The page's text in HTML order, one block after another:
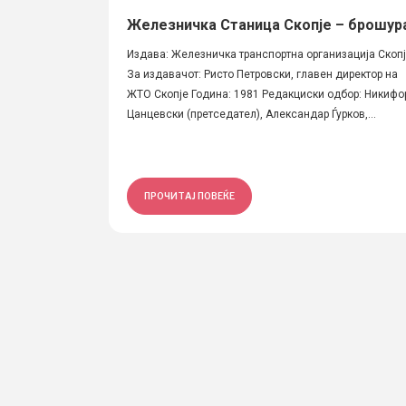
Железничка Станица Скопје –
Издава: Железничка транспортна организација
За издавачот: Ристо Петровски, главен директор на
ЖТО Скопје Година: 1981 Редакциски одбор:
Цанцевски (претседател), Александар Ѓурков,...
ПРОЧИТАЈ ПОВЕЌЕ